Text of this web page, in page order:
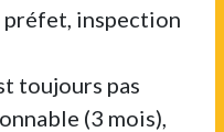
préfet, inspection
toujours pas
(3 mois),